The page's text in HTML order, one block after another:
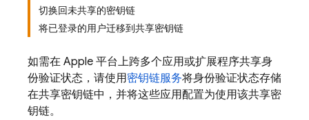
切换回未共享的密钥链
将已登录的用户迁移到共享密钥链
如需在 Apple 平台上跨多个应用或扩展程序共享身
份验证状态，请使用密钥链服务将身份验证状态存储
在共享密钥链中，并将这些应用配置为使用该共享密
钥链。